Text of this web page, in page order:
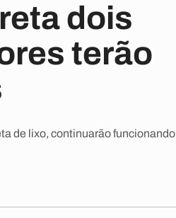
dois
terão
de lixo, continuarão funcionando